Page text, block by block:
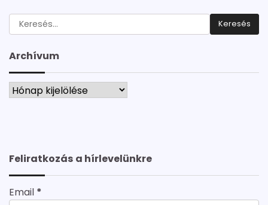
Keresés:
Archívum
Archívum
Feliratkozás a hírlevelünkre
Email *